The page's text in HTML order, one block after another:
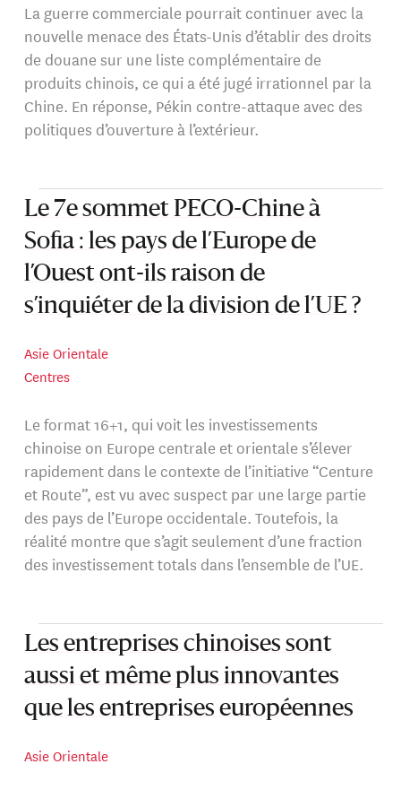
La guerre commerciale pourrait continuer avec la
nouvelle menace des États-Unis d’établir des droits
de douane sur une liste complémentaire de
produits chinois, ce qui a été jugé irrationnel par la
Chine. En réponse, Pékin contre-attaque avec des
politiques d’ouverture à l’extérieur.
Le 7e sommet PECO-Chine à
Sofia : les pays de l’Europe de
l’Ouest ont-ils raison de
s’inquiéter de la division de l’UE ?
Asie Orientale
Centres
Le format 16+1, qui voit les investissements
chinoise on Europe centrale et orientale s’élever
rapidement dans le contexte de l’initiative “Centure
et Route”, est vu avec suspect par une large partie
des pays de l’Europe occidentale. Toutefois, la
réalité montre que s’agit seulement d’une fraction
des investissement totals dans l’ensemble de l’UE.
Les entreprises chinoises sont
aussi et même plus innovantes
que les entreprises européennes
Asie Orientale